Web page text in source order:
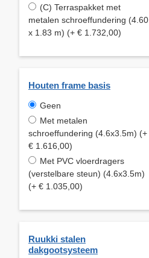
(C) Terraspakket met
metalen schroeffundering (4.60
x 1.83 m) (+ € 1.732,00)
Houten frame basis
Geen
Met metalen
schroeffundering (4.6x3.5m) (+
€ 1.616,00)
Met PVC vloerdragers
(verstelbare steun) (4.6x3.5m)
(+ € 1.035,00)
Ruukki stalen
dakgootsysteem